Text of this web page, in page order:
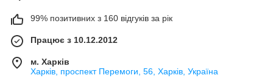
99% позитивних з 160 відгуків за рік
Працює з 10.12.2012
м. Харків
Харків, проспект Перемоги, 56, Харків, Україна